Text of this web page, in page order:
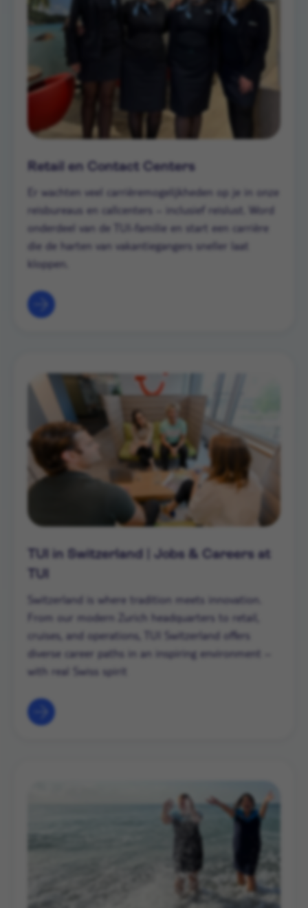
Retail en Contact Centers
Er wachten veel carrièremogelijkheden op je in onze
reisbureaus en callcenters – inclusief reislust. Word
onderdeel van de TUI-familie en start een carrière
die de harten van vakantiegangers sneller laat
kloppen.
TUI in Switzerland | Jobs & Careers at
TUI
Switzerland is where tradition meets innovation.
From our modern Zurich headquarters to retail,
cruises, and operations, TUI Switzerland offers
diverse career paths in an inspiring environment –
with real Swiss spirit